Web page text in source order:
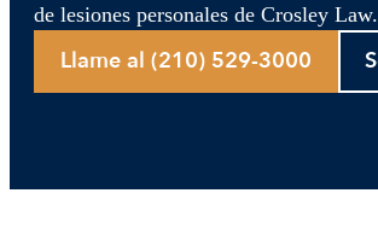
de lesiones personales de Crosley Law.
Llame al (210) 529-3000